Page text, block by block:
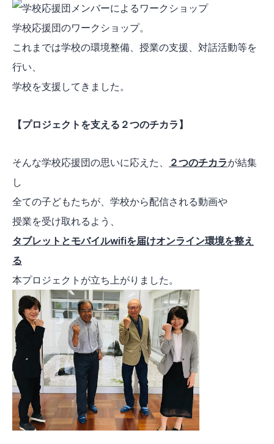
学校応援団のワークショップ。
これまでは学校の環境整備、授業の支援、対話活動等を
行い、
学校を支援してきました。
【プロジェクトを支える２つのチカラ】
そんな学校応援団の思いに応えた、 ２つのチカラが結集
し
全ての子どもたちが、学校から配信される動画や
授業を受け取れるよう、
タブレットとモバイルwifiを届けオンライン環境を整え
る
本プロジェクトが立ち上がりました。